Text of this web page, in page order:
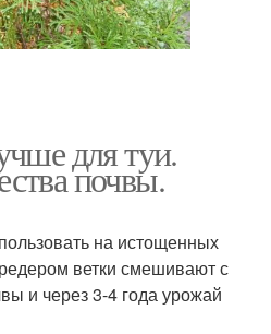
для туи.
почвы.
на истощенных
ветки смешивают с
и через 3-4 года урожай